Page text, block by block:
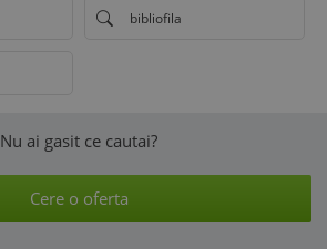
bibliofila
Nu ai gasit ce cautai?
Cere o oferta